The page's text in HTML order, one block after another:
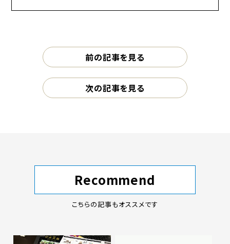
前の記事を見る
次の記事を見る
Recommend
こちらの記事もオススメです